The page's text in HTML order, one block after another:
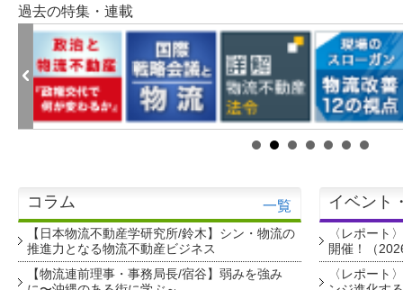
過去の特集・連載
コラム 一覧
【日本物流不動産学研究所/鈴木】シン・物流の
推進力となる物流不動産ビジネス
【物流連前理事・事務局長/宿谷】弱みを強み
イベント
〈レポート
開催！（
〈レポート